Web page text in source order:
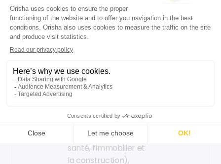
d’investissement
massives,
accélération go-
L’intégration de ces
solutions permet à
Orisha de se renforcer
d’usages critiques (la
santé, l’immobilier et
la construction),